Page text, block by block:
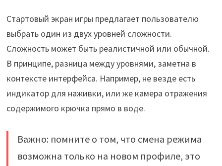
Стартовый экран игры предлагает пользователю
выбрать один из двух уровней сложности.
Сложность может быть реалистичной или обычной.
В принципе, разница между уровнями, заметна в
контексте интерфейса. Например, не везде есть
индикатор для наживки, или же камера отражения
содержимого крючка прямо в воде.
Важно: помните о том, что смена режима
возможна только на новом профиле, это